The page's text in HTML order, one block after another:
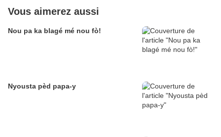
Vous aimerez aussi
Nou pa ka blagé mé nou fò!
Nyousta pèd papa-y